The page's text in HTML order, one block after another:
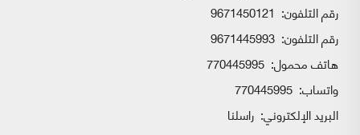
رقم التلفون: 9671450121
رقم التلفون: 9671445993
هاتف محمول: 770445995
واتساب:
البريد الإلكتروني: راسلنا